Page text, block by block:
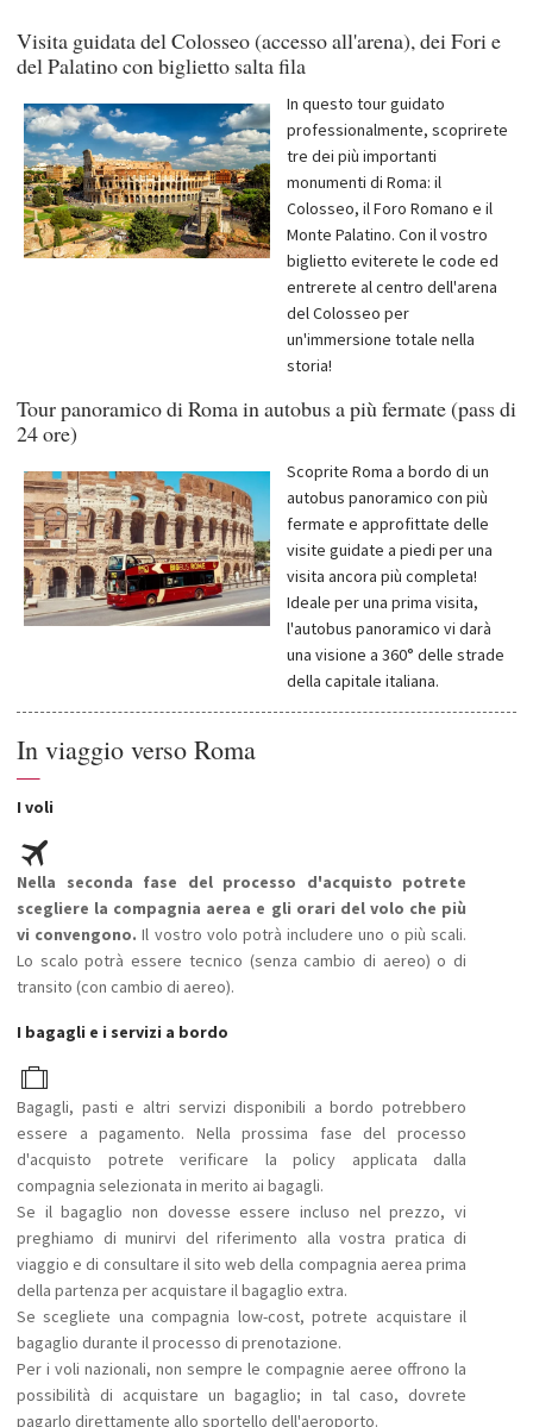
Visita guidata del Colosseo (accesso all'arena), dei Fori e
del Palatino con biglietto salta fila
In questo tour guidato
professionalmente, scoprirete
tre dei più importanti
monumenti di Roma: il
Colosseo, il Foro Romano e il
Monte Palatino. Con il vostro
biglietto eviterete le code ed
entrerete al centro dell'arena
del Colosseo per
un'immersione totale nella
storia!
Tour panoramico di Roma in autobus a più fermate (pass di
24 ore)
Scoprite Roma a bordo di un
autobus panoramico con più
fermate e approfittate delle
visite guidate a piedi per una
visita ancora più completa!
Ideale per una prima visita,
l'autobus panoramico vi darà
una visione a 360° delle strade
della capitale italiana.
In viaggio verso Roma
—
I voli
Nella seconda fase del processo d'acquisto potrete
scegliere la compagnia aerea e gli orari del volo che più
vi convengono. Il vostro volo potrà includere uno o più scali.
Lo scalo potrà essere tecnico (senza cambio di aereo) o di
transito (con cambio di aereo).
I bagagli e i servizi a bordo
Bagagli, pasti e altri servizi disponibili a bordo potrebbero
essere a pagamento. Nella prossima fase del processo
d'acquisto potrete verificare la policy applicata dalla
compagnia selezionata in merito ai bagagli.
Se il bagaglio non dovesse essere incluso nel prezzo, vi
preghiamo di munirvi del riferimento alla vostra pratica di
viaggio e di consultare il sito web della compagnia aerea prima
della partenza per acquistare il bagaglio extra.
Se scegliete una compagnia low-cost, potrete acquistare il
bagaglio durante il processo di prenotazione.
Per i voli nazionali, non sempre le compagnie aeree offrono la
possibilità di acquistare un bagaglio; in tal caso, dovrete
pagarlo direttamente allo sportello dell'aeroporto.